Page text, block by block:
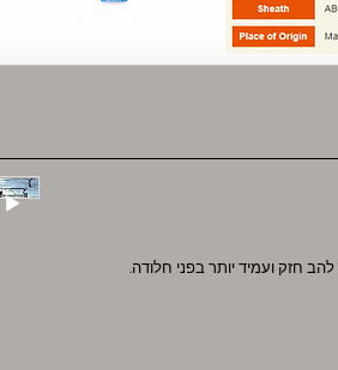
חזק ועמיד יותר בפני חלודה.